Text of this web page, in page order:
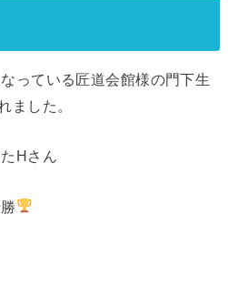
っている匠道会館様の門下生
ました。
Hさん